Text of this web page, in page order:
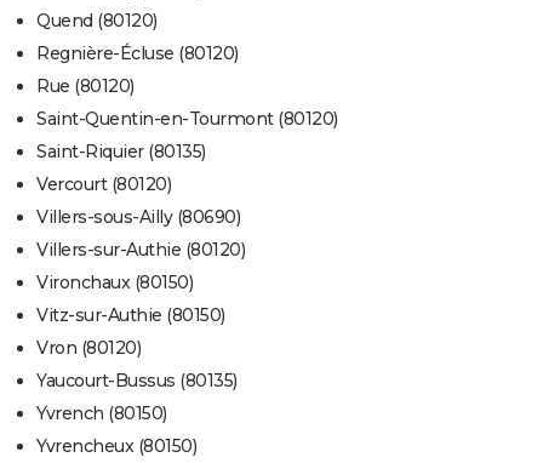
Quend (80120)
Regnière-Écluse (80120)
Rue (80120)
Saint-Quentin-en-Tourmont (80120)
Saint-Riquier (80135)
Vercourt (80120)
Villers-sous-Ailly (80690)
Villers-sur-Authie (80120)
Vironchaux (80150)
Vitz-sur-Authie (80150)
Vron (80120)
Yaucourt-Bussus (80135)
Yvrench (80150)
Yvrencheux (80150)